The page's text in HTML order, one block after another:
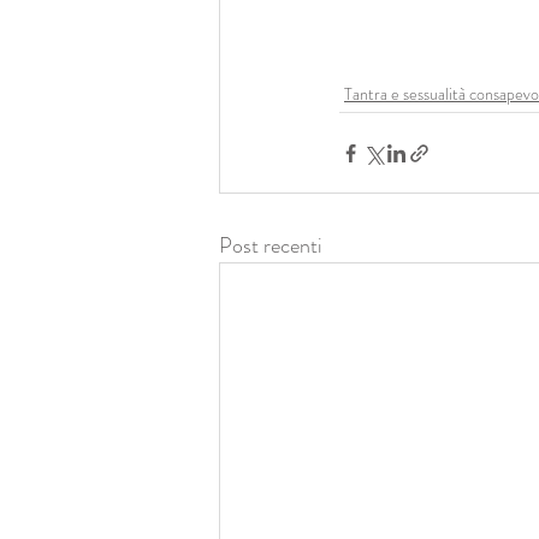
Tantra e sessualità
Post recenti